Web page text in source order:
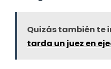
Quizás también te
tarda un juez en